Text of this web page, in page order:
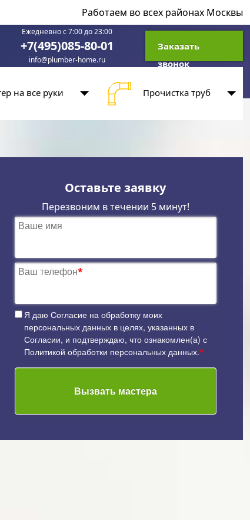
Работаем во всех районах Москвы
Ежедневно с 7:00 до 23:00
+7(495)085-80-01
info@plumber-home.ru
Заказать
звонок
на все руки Прочистка труб
Оставьте заявку
Перезвоним в течении 5 минут!
Ваше имя
Ваш телефон*
Я даю Согласие на обработку моих
персональных данныхв целях, указанных в
Согласии, и подтверждаю, что ознакомлен(а) с
Политикой обработки персональных данных.*
Вызвать мастера